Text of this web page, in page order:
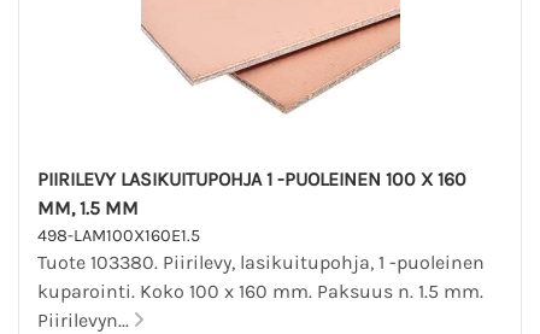
PIIRILEVY LASIKUITUPOHJA 1 -PUOLEINEN 100 X 160
MM, 1.5 MM
498-LAM100X160E1.5
Tuote 103380. Piirilevy, lasikuitupohja, 1 -puoleinen
kuparointi. Koko 100 x 160 mm. Paksuus n. 1.5 mm.
Piirilevyn...